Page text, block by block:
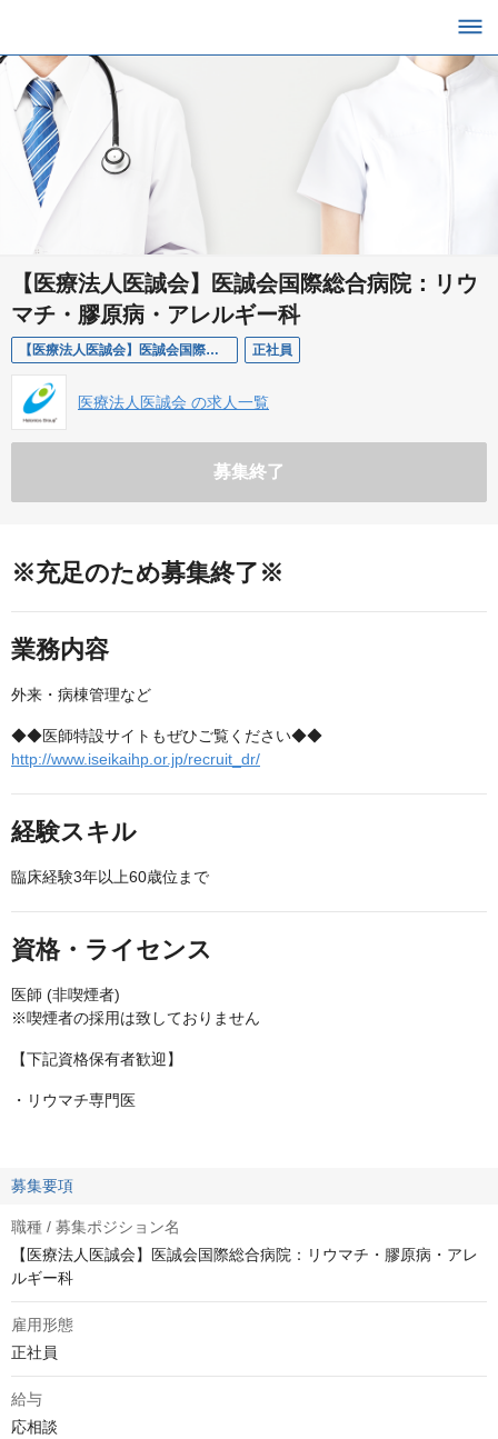
【医療法人医誠会】医誠会国際総合病院：リウ
マチ・膠原病・アレルギー科
【医療法人医誠会】医誠会国際総合病院：リウマチ・膠原病・アレルギー科 正社員
医療法人医誠会 の求人一覧
募集終了
※充足のため募集終了※
業務内容
外来・病棟管理など
◆◆医師特設サイトもぜひご覧ください◆◆
http://www.iseikaihp.or.jp/recruit_dr/
経験スキル
臨床経験3年以上60歳位まで
資格・ライセンス
医師 (非喫煙者)
※喫煙者の採用は致しておりません
【下記資格保有者歓迎】
・リウマチ専門医
募集要項
職種 / 募集ポジション名
【医療法人医誠会】医誠会国際総合病院：リウマチ・膠原病・アレ
ルギー科
雇用形態
正社員
給与
応相談